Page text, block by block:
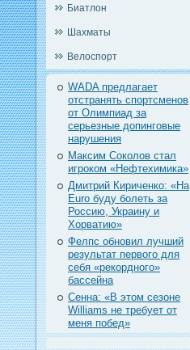
Биатлон
Шахматы
Велоспорт
WADA предлагает
отстранять спортсменов
от Олимпиад за
серьезные допинговые
нарушения
Максим Соколов стал
игроком «Нефтехимика»
Дмитрий Кириченко: «На
Euro буду болеть за
Россию, Украину и
Хорватию»
Фелпс обновил лучший
результат первого для
себя «рекордного»
бассейна
Сенна: «В этом сезоне
Williams не требует от
меня побед»